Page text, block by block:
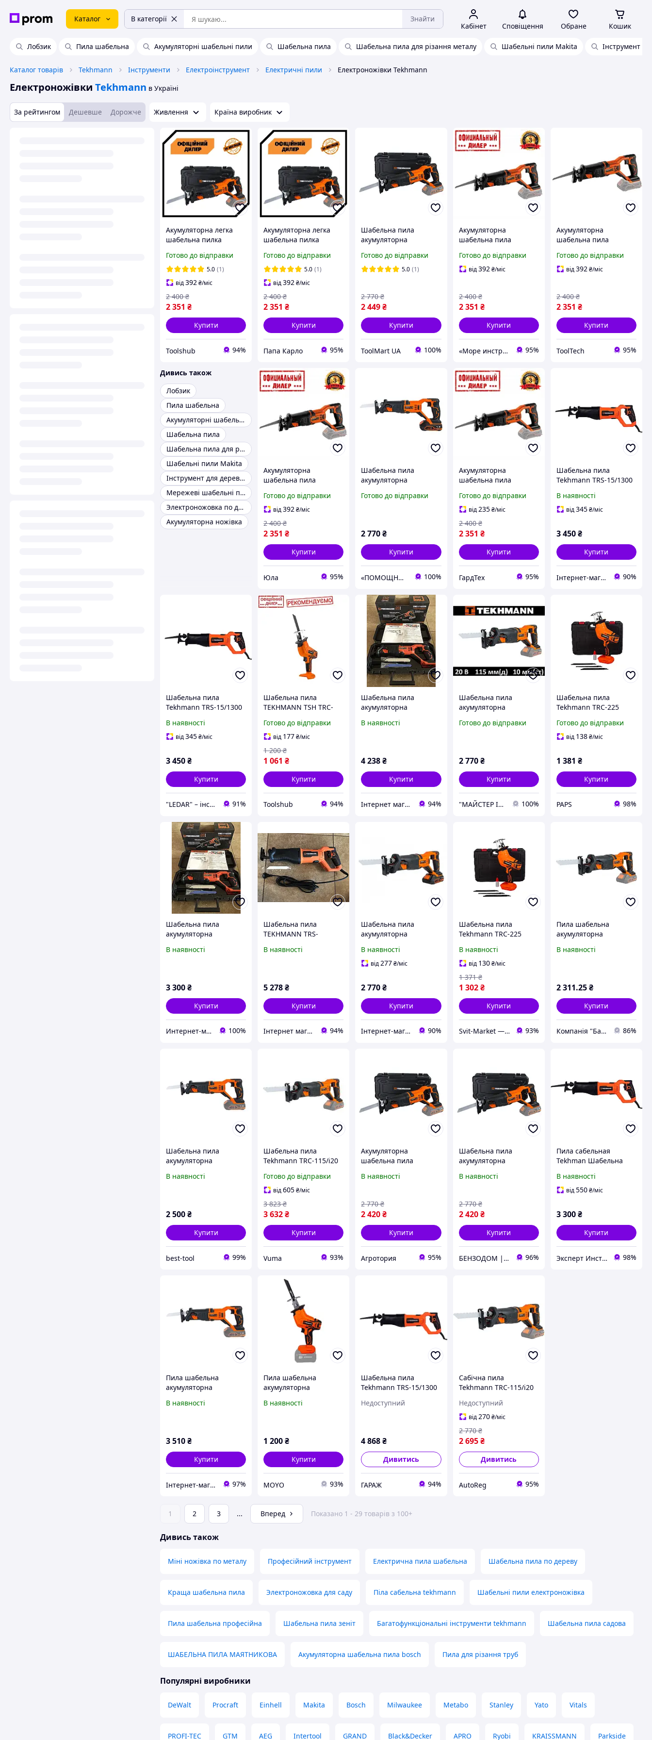
Каталог В категорії Знайти
Кабінет Сповіщення Обране Кошик
Лобзик Пила шабельна Акумуляторні шабельні пили Шабельна пила Шабельна пила для різання металу Шабельні пили Makita Інструмент
Каталог товарів Tekhmann Інструменти Електроінструмент Електричні пили Електроножівки Tekhmann
Електроножівки Tekhmann в Україні
За рейтингом Дешевше Дорожче Живлення Країна виробник
Акумуляторна легка
шабельна пилка
115/i20 (20В, 22мм)
(Каркас)
Готово до відправки
5.0 (1)
від392₴/міс
2 351 ₴
2 400 ₴
Купити
Toolshub 94%
Акумуляторна легка
шабельна пилка
115/i20 (20В, 22мм)
(Каркас)
Готово до відправки
5.0 (1)
від392₴/міс
2 351 ₴
2 400 ₴
Купити
Папа Карло 95%
Шабельна пила
акумуляторна
(без АКБ і ЗП)
Готово до відправки
5.0 (1)
2 449₴
2 770 ₴
Купити
ToolMart UA 100%
Акумуляторна
шабельна пила
115/i20 (20В, 22 мм)
(Каркас)
Готово до відправки
від392 ₴/міс
2 351 ₴
2 400 ₴
Купити
«Море инструментов» 95%
Акумуляторна
шабельна пила
115/i20 (20В, 22мм)
(Каркас)
Готово до відправки
від392₴/міс
2 351 ₴
2 400 ₴
Купити
ToolTech 95%
Дивись також
Лобзик
Пила шабельна
Акумуляторні шабельні пили
Шабельна пила
Шабельна пила для різання металу
Шабельні пили Makita
Інструмент для деревообробки
Мережеві шабельні пили
Электроножовка по дереву
Акумуляторна ножівка
Акумуляторна
шабельна пила
115/i20 (20В, 22мм)
(Каркас)
Готово до відправки
від392₴/міс
2 351 ₴
2 400 ₴
Купити
Юла 95%
Шабельна пила
акумуляторна
(без АКБ і ЗП)
Готово до відправки
2 770₴
Купити
«ПОМОЩНИК» 100%
Акумуляторна
шабельна пила
115/i20 (20В, 22мм)
(Каркас)
Готово до відправки
від235 ₴/міс
2 351 ₴
2 400 ₴
Купити
ГардТех 95%
Шабельна пила
Tekhmann TRS-15/1300
В наявності
від345₴/міс
3 450₴
Купити
Інтернет-магазин "inGarden" 90%
Шабельна пила
Tekhmann TRS-15/1300
В наявності
від345₴/міс
3 450₴
Купити
"LEDAR" – інструменти та обладнання для ремонту, будівництва і професійних завдань 91%
Шабельна пила
TEKHMANN TSH TRC-
та ЗП) 20 В, 225 мм для
дерева та демонтажу
Готово до відправки
від 177₴/міс
1 061 ₴
1 200 ₴
Купити
Toolshub 94%
Шабельна пила
акумуляторна
TRC-115/i20 без
В наявності
4 238₴
Купити
Інтернет магазин "idea-shop" Харків 94%
Шабельна пила
акумуляторна
Готово до відправки
2 770 ₴
Купити
"МАЙСТЕР ІНСТРУМЕНТ" - майстер в області інструменту 100%
Шабельна пила
Tekhmann TRC-225
ЗП) (854940) j
Готово до відправки
від 138₴/міс
1 381 ₴
Купити
PAPS 98%
Шабельна пила
акумуляторна
TRC-115/i20 без
РОКИ
В наявності
3 300₴
Купити
Интернет-магазин Ассорти Инструмент 100%
Шабельна пила
TEKHMANN TRS-
професійна,
В наявності
5 278₴
Купити
Інтернет магазин "idea-shop" Харків 94%
Шабельна пила
акумуляторна
(без батареї, без
зарядного)
В наявності
від277₴/міс
2 770₴
Купити
Інтернет-магазин "inGarden" 90%
Шабельна пила
Tekhmann TRC-225
ЗП) (854940)
В наявності
від 130 ₴/міс
1 302 ₴
1 371 ₴
Купити
Svit-Market — інтернет супермаркет 93%
Пила шабельна
акумуляторна
0-3000 хід/хв
В наявності
2 311.25₴
Купити
Компанія "Баско". Все для будівництва. Чесні ціни з 1987 року. 86%
Шабельна пила
акумуляторна
В наявності
2 500₴
Купити
best-tool 99%
Шабельна пила
Tekhmann TRC-115/i20
Готово до відправки
від605₴/міс
3 632₴
3 823 ₴
Купити
Vuma 93%
Акумуляторна
шабельна пила
без АКБ і ЗП (кейс, два
(дерево + метал) в
комплекті
В наявності
2 420₴
2 770 ₴
Купити
Агротория 95%
Шабельна пила
акумуляторна
(без акумулятора та ЗП)
В наявності
2 420 ₴
2 770 ₴
Купити
БЕНЗОДОМ | садова техніка та електроінструмент 96%
Пила сабельная
Tekhman Шабельна
15/1300 LRh 850986
В наявності
від550₴/міс
3 300₴
Купити
Эксперт Инструмент 98%
Пила шабельна
акумуляторна
В наявності
3 510₴
Купити
Інтернет-магазин "Справа Техніки" 97%
Пила шабельна
акумуляторна
20В без АКБ і ЗП
В наявності
1 200₴
Купити
MOYO 93%
Шабельна пила
Tekhmann TRS-15/1300
Недоступний
4 868₴
Дивитись
ГАРАЖ 94%
Сабічна пила
Tekhmann TRC-115/i20
Недоступний
від270 ₴/міс
2 695 ₴
2 770 ₴
Дивитись
AutoReg 95%
1 2 3 ... Вперед Показано 1 - 29 товарів з 100+
Дивись також
Міні ножівка по металу Професійний інструмент Електрична пила шабельна Шабельна пила по дереву
Краща шабельна пила Электроножовка для саду Піла сабельна tekhmann Шабельні пили електроножівка
Пила шабельна професійна Шабельна пила зеніт Багатофункціональні інструменти tekhmann Шабельна пила садова
ШАБЕЛЬНА ПИЛА МАЯТНИКОВА Акумуляторна шабельна пила bosch Пила для різання труб
Популярні виробники
DeWalt Procraft Einhell Makita Bosch Milwaukee Metabo Stanley Yato Vitals
PROFI-TEC GTM AEG Intertool GRAND Black&Decker APRO Ryobi KRAISSMANN Parkside